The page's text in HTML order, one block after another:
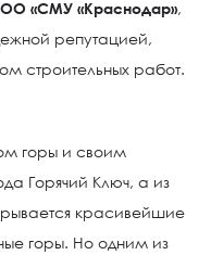
«СМУ «Краснодар»,
репутацией,
строительных работ.
горы и своим
Горячий Ключ, а из
красивейшие
горы. Но одним из